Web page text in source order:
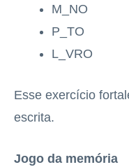
M_NO
P_TO
L_VRO
Esse exercício
escrita.
Jogo da memória